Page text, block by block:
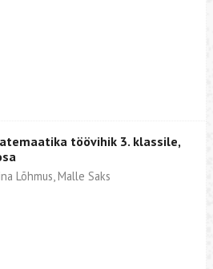
töövihik 3. klassile,
Lõhmus, Malle Saks